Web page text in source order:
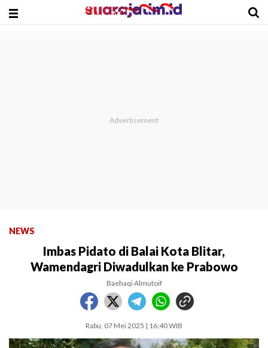
NEWS
Imbas Pidato di Balai Kota Blitar,
Wamendagri Diwadulkan ke Prabowo
Baehaqi Almutoif
Rabu, 07 Mei 2025 | 16:40 WIB